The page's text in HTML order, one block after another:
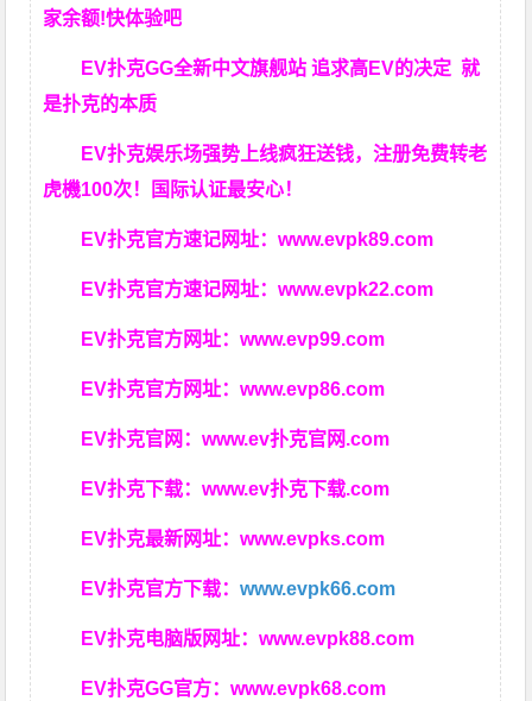
家余额!快体验吧
EV扑克GG全新中文旗舰站 追求高EV的决定就
是扑克的本质
EV扑克娱乐场强势上线疯狂送钱，注册免费转老
虎機100次！国际认证最安心！
EV扑克官方速记网址：www.evpk89.com
EV扑克官方速记网址：www.evpk22.com
EV扑克官方网址：www.evp99.com
EV扑克官方网址：www.evp86.com
EV扑克官网：www.ev扑克官网.com
EV扑克下载：www.ev扑克下载.com
EV扑克最新网址：www.evpks.com
EV扑克官方下载：www.evpk66.com
EV扑克电脑版网址：www.evpk88.com
EV扑克GG官方：www.evpk68.com